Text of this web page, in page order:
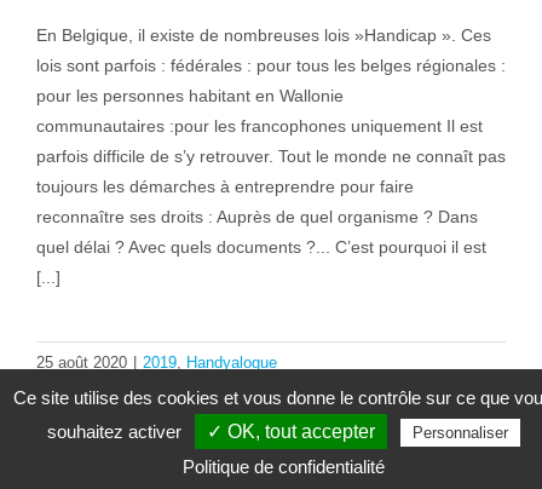
En Belgique, il existe de nombreuses lois »Handicap ». Ces
lois sont parfois : fédérales : pour tous les belges régionales :
pour les personnes habitant en Wallonie
communautaires :pour les francophones uniquement Il est
parfois difficile de s’y retrouver. Tout le monde ne connaît pas
toujours les démarches à entreprendre pour faire
reconnaître ses droits : Auprès de quel organisme ? Dans
quel délai ? Avec quels documents ?... C’est pourquoi il est
[...]
25 août 2020 2019, Handyalogue
Lire la suite
Ce site utilise des cookies et vous donne le contrôle sur ce que
souhaitez activer
✓ OK, tout accepter Personnaliser
Politique de confidentialité